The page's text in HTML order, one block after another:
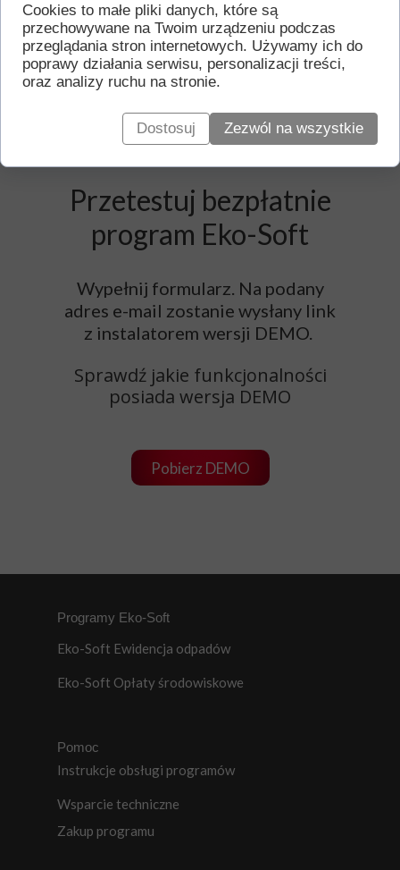
Pomoc
Instrukcje obsługi programów
Wsparcie techniczne
Zakup programu
Programy Eko-Soft
Eko-Soft Opłaty środowiskowe
Eko-Soft Ewidencja odpadów
Pobierz DEMO
Przetestuj bezpłatnie
program Eko-Soft
Wypełnij formularz. Na podany
adres e-mail zostanie wysłany link
z instalatorem wersji DEMO.
Sprawdź jakie funkcjonalności
posiada wersja DEMO
Cookies to małe pliki danych, które są
przechowywane na Twoim urządzeniu podczas
przeglądania stron internetowych. Używamy ich do
poprawy działania serwisu, personalizacji treści,
oraz analizy ruchu na stronie.
Dostosuj Zezwól na wszystkie